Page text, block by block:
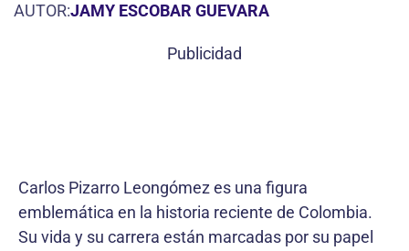
AUTOR:JAMY ESCOBAR GUEVARA
Publicidad
Carlos Pizarro Leongómez es una figura
emblemática en la historia reciente de Colombia.
Su vida y su carrera están marcadas por su papel